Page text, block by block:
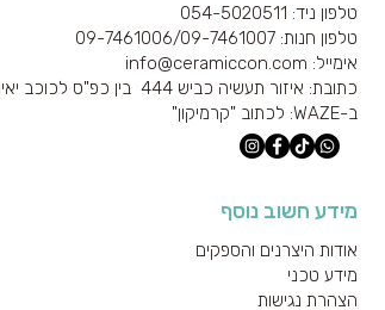
טלפון ניד: 054-5020511
טלפון חנות: 09-7461006/09-7461007
אימייל: info@ceramiccon.com
כתובת: איזור תעשיה כביש 444 בין כפ"ס לכוכב יאיר
ב-WAZE: לכתוב "קרמיקון"
מידע חשוב נוסף
אודות היצרנים והספקים
מידע טכני
הצהרת נגישות